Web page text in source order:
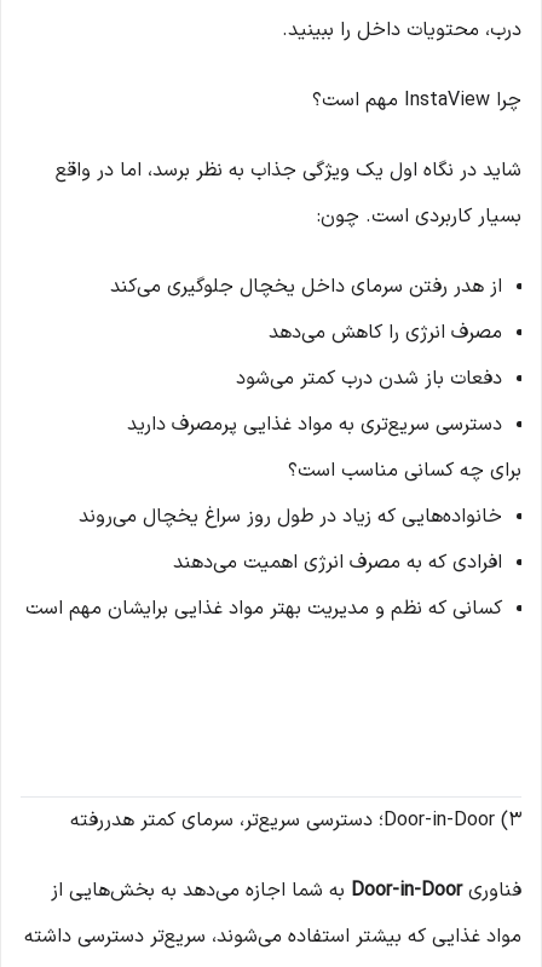
درب، محتویات داخل را ببینید.
چرا InstaView مهم است؟
شاید در نگاه اول یک ویژگی جذاب به نظر برسد، اما در واقع
بسیار کاربردی است. چون:
از هدر رفتن سرمای داخل یخچال جلوگیری می‌کند
مصرف انرژی را کاهش می‌دهد
دفعات باز شدن درب کمتر می‌شود
دسترسی سریع‌تری به مواد غذایی پرمصرف دارید
برای چه کسانی مناسب است؟
خانواده‌هایی که زیاد در طول روز سراغ یخچال می‌روند
افرادی که به مصرف انرژی اهمیت می‌دهند
کسانی که نظم و مدیریت بهتر مواد غذایی برایشان مهم است
3) Door-in-Door؛ دسترسی سریع‌تر، سرمای کمتر هدررفته
فناوریDoor-in-Door به شما اجازه می‌دهد به بخش‌هایی از
مواد غذایی که بیشتر استفاده می‌شوند، سریع‌تر دسترسی داشته